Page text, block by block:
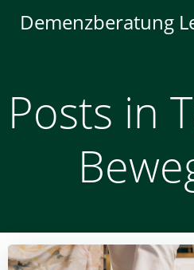
Demenzberatung
Posts in